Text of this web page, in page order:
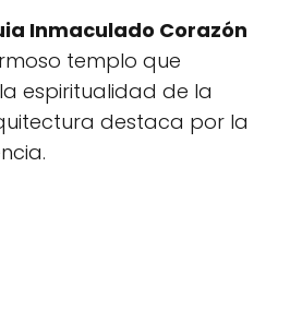
Inmaculado Corazón
templo que
espiritualidad de la
destaca por la